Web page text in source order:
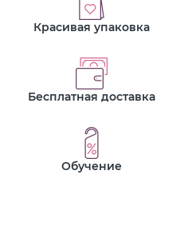
Красивая упаковка
Бесплатная доставка
Обучение